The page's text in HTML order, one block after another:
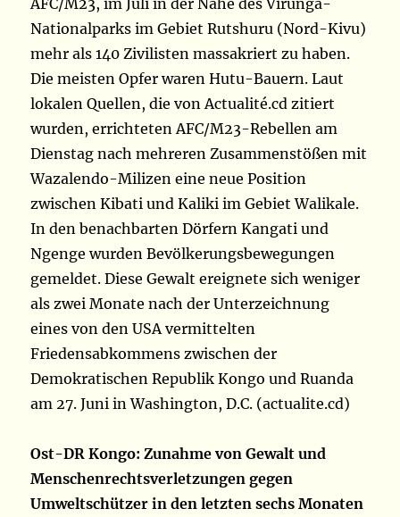
AFC/M23, im Juli in der Nähe des Virunga-
Nationalparks im Gebiet Rutshuru (Nord-Kivu)
mehr als 140 Zivilisten massakriert zu haben.
Die meisten Opfer waren Hutu-Bauern. Laut
lokalen Quellen, die von Actualité.cd zitiert
wurden, errichteten AFC/M23-Rebellen am
Dienstag nach mehreren Zusammenstößen mit
Wazalendo-Milizen eine neue Position
zwischen Kibati und Kaliki im Gebiet Walikale.
In den benachbarten Dörfern Kangati und
Ngenge wurden Bevölkerungsbewegungen
gemeldet. Diese Gewalt ereignete sich weniger
als zwei Monate nach der Unterzeichnung
eines von den USA vermittelten
Friedensabkommens zwischen der
Demokratischen Republik Kongo und Ruanda
am 27. Juni in Washington, D.C. (actualite.cd)
Ost-DR Kongo: Zunahme von Gewalt und
Menschenrechtsverletzungen gegen
Umweltschützer in den letzten sechs Monaten